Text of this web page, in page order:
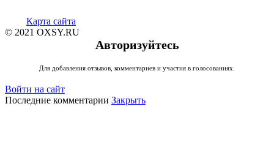
Карта сайта
© 2021 OXSY.RU
Авторизуйтесь
Для добавления отзывов, комментариев и участия в голосованиях.
Войти на сайт
Последние комментарии Закрыть